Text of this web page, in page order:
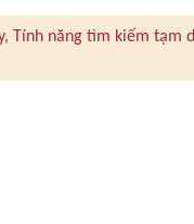
Tính năng tìm kiếm